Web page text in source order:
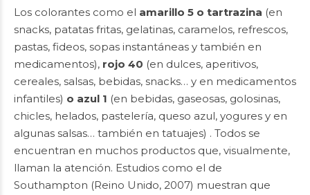
Los colorantes como el amarillo 5 o tartrazina (en
snacks, patatas fritas, gelatinas, caramelos, refrescos,
pastas, fideos, sopas instantáneas y también en
medicamentos), rojo 40 (en dulces, aperitivos,
cereales, salsas, bebidas, snacks… y en medicamentos
infantiles) o azul 1 (en bebidas, gaseosas, golosinas,
chicles, helados, pastelería, queso azul, yogures y en
algunas salsas… también en tatuajes) . Todos se
encuentran en muchos productos que, visualmente,
llaman la atención. Estudios como el de
Southampton (Reino Unido, 2007) muestran que